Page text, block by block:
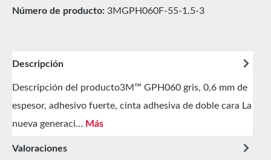
Número de producto: 3MGPH060F-55-1.5-3
Descripción
Descripción del producto3M™ GPH060 gris, 0,6 mm de
espesor, adhesivo fuerte, cinta adhesiva de doble cara La
nueva generaci… Más
Valoraciones